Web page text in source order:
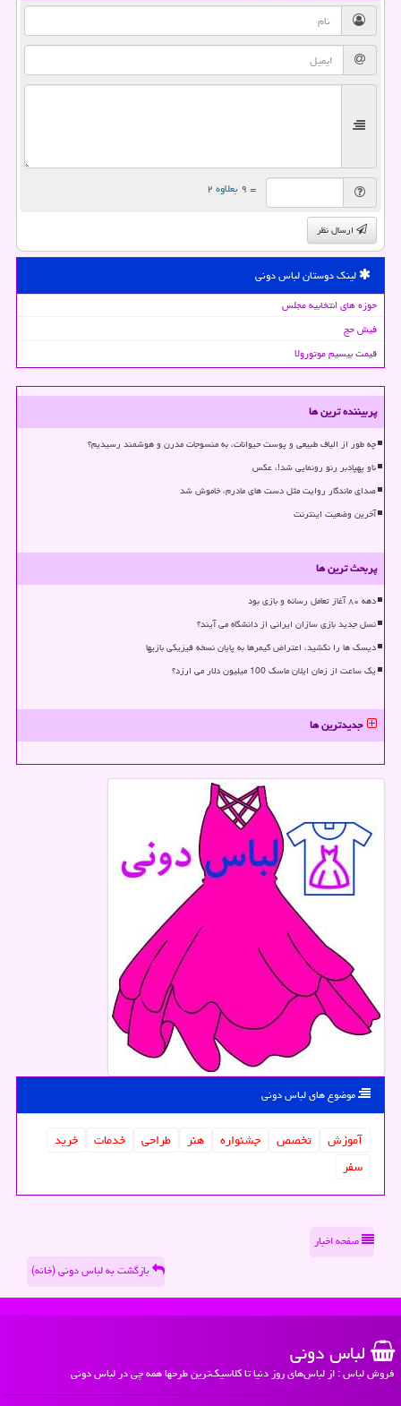
= ۹ بعلاوه ۲
ارسال نظر
لینک دوستان لباس دونی
حوزه های انتخابیه مجلس
فیش حج
قیمت بیسیم موتورولا
پربیننده ترین ها
چه طور از الیاف طبیعی و پوست حیوانات، به منسوجات مدرن و هوشمند رسیدیم؟
ناو پهپادبر رنو رونمایی شد!، عکس
صدای ماندگار روایت مثل دست های مادرم، خاموش شد
آخرین وضعیت اینترنت
پربحث ترین ها
دهه ۸۰ آغاز تعامل رسانه و بازی بود
نسل جدید بازی سازان ایرانی از دانشگاه می آیند؟
دیسک ها را نکشید، اعتراض گیمرها به پایان نسخه فیزیکی بازیها
یک ساعت از زمان ایلان ماسک 100 میلیون دلار می ارزد؟
جدیدترین ها
موضوع های لباس دونی
آموزش تخصص جشنواره هنر طراحی خدمات
خرید
سفر
صفحه اخبار
بازگشت به لباس دونی (خانه)
لباس دونی
فروش لباس : از لباس‌های روز دنیا تا کلاسیک‌ترین طرحها همه چی در لباس دونی